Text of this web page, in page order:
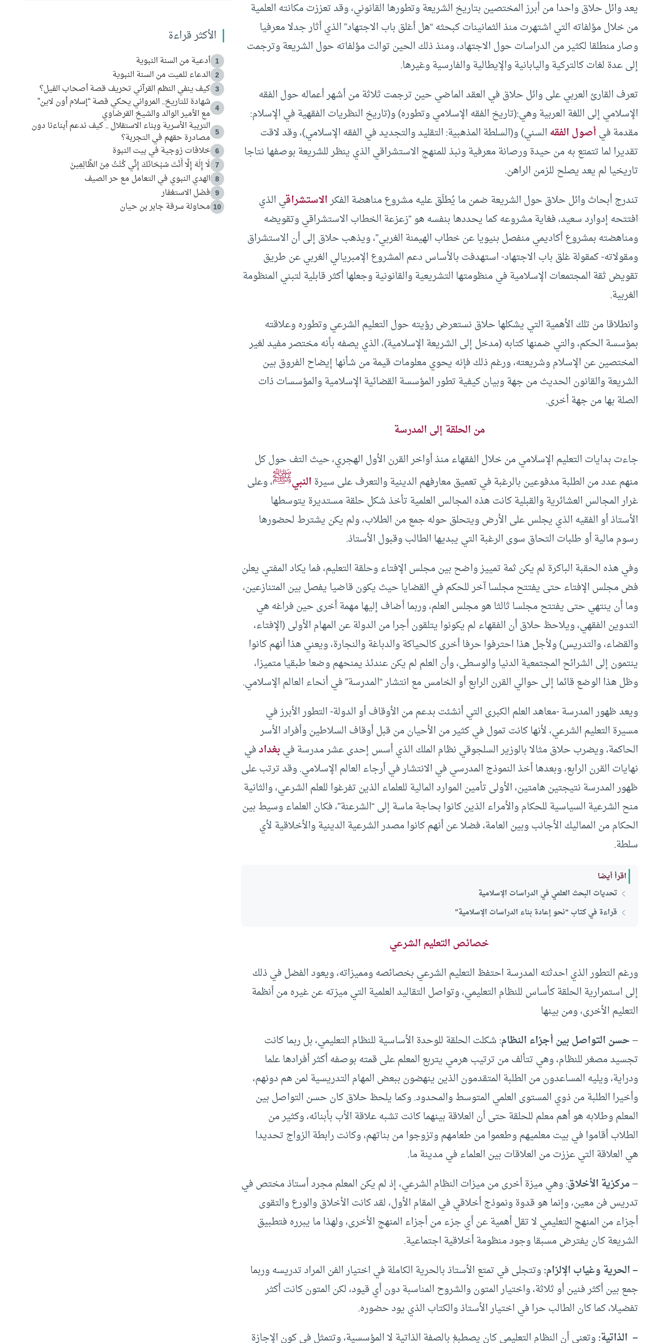
يعد وائل حلاق واحدا من أبرز المختصين بتاريخ الشريعة وتطورها القانوني، وقد تعززت مكانته العلمية
من خلال مؤلفاته التي اشتهرت منذ الثمانينات كبحثه “هل أغلق باب الاجتهاد” الذي أثار جدلا معرفيا
وصار منطلقا لكثير من الدراسات حول الاجتهاد، ومنذ ذلك الحين توالت مؤلفاته حول الشريعة وترجمت
إلى عدة لغات كالتركية واليابانية والإيطالية والفارسية وغيرها.
تعرف القارئ العربي على وائل حلاق في العقد الماضي حين ترجمت ثلاثة من أشهر أعماله حول الفقه
الإسلامي إلى اللغة العربية وهي:(تاريخ الفقه الإسلامي وتطوره) و(تاريخ النظريات الفقهية في الإسلام:
مقدمة فيأصول الفقهالسني) و(السلطة المذهبية: التقليد والتجديد في الفقه الإسلامي)، وقد لاقت
تقديرا لما تتمتع به من حيدة ورصانة معرفية ونبذ للمنهج الاستشراقي الذي ينظر للشريعة بوصفها نتاجا
تاريخيا لم يعد يصلح للزمن الراهن.
تندرج أبحاث وائل حلاق حول الشريعة ضمن ما يُطلَق عليه مشروع مناهضة الفكرالاستشراقي الذي
افتتحه إدوارد سعيد، فغاية مشروعه كما يحددها بنفسه هو “زعزعة الخطاب الاستشراقي وتقويضه
ومناهضته بمشروع أكاديمي منفصل بنيويا عن خطاب الهيمنة الغربي”، ويذهب حلاق إلى أن الاستشراق
ومقولاته- كمقولة غلق باب الاجتهاد- استهدفت بالأساس دعم المشروع الإمبريالي الغربي عن طريق
تقويض ثقة المجتمعات الإسلامية في منظومتها التشريعية والقانونية وجعلها أكثر قابلية لتبني المنظومة
الغربية.
وانطلاقا من تلك الأهمية التي يشكلها حلاق نستعرض رؤيته حول التعليم الشرعي وتطوره وعلاقته
بمؤسسة الحكم، والتي ضمنها كتابه (مدخل إلى الشريعة الإسلامية)، الذي يصفه بأنه مختصر مفيد لغير
المختصين عن الإسلام وشريعته، ورغم ذلك فإنه يحوي معلومات قيمة من شأنها إيضاح الفروق بين
الشريعة والقانون الحديث من جهة وبيان كيفية تطور المؤسسة القضائية الإسلامية والمؤسسات ذات
الصلة بها من جهة أخرى.
من الحلقة إلى المدرسة
جاءت بدايات التعليم الإسلامي من خلال الفقهاء منذ أواخر القرن الأول الهجري، حيث التف حول كل
منهم عدد من الطلبة مدفوعين بالرغبة في تعميق معارفهم الدينية والتعرف على سيرةالنبيﷺ، وعلى
غرار المجالس العشائرية والقبلية كانت هذه المجالس العلمية تأخذ شكل حلقة مستديرة يتوسطها
الأستاذ أو الفقيه الذي يجلس على الأرض ويتحلق حوله جمع من الطلاب، ولم يكن يشترط لحضورها
رسوم مالية أو طلبات التحاق سوى الرغبة التي يبديها الطالب وقبول الأستاذ.
وفي هذه الحقبة الباكرة لم يكن ثمة تمييز واضح بين مجلس الإفتاء وحلقة التعليم، فما يكاد المفتي يعلن
فض مجلس الإفتاء حتى يفتتح مجلسا آخر للحكم في القضايا حيث يكون قاضيا يفصل بين المتنازعين،
وما أن ينتهي حتى يفتتح مجلسا ثالثا هو مجلس العلم، وربما أضاف إليها مهمة أخرى حين فراغه هي
التدوين الفقهي، ويلاحظ حلاق أن الفقهاء لم يكونوا يتلقون أجرا من الدولة عن المهام الأولى (الإفتاء،
والقضاء، والتدريس) ولأجل هذا احترفوا حرفا أخرى كالحياكة والدباغة والنجارة، ويعني هذا أنهم كانوا
ينتمون إلى الشرائح المجتمعية الدنيا والوسطى، وأن العلم لم يكن عندئذ يمنحهم وضعا طبقيا متميزا،
وظل هذا الوضع قائما إلى حوالي القرن الرابع أو الخامس مع انتشار “المدرسة” في أنحاء العالم الإسلامي.
ويعد ظهور المدرسة -معاهد العلم الكبرى التي أنشئت بدعم من الأوقاف أو الدولة- التطور الأبرز في
مسيرة التعليم الشرعي، لأنها كانت تمول في كثير من الأحيان من قبل أوقاف السلاطين وأفراد الأسر
الحاكمة، ويضرب حلاق مثالا بالوزير السلجوقي نظام الملك الذي أسس إحدى عشر مدرسة فيبغدادفي
نهايات القرن الرابع، وبعدها أخذ النموذج المدرسي في الانتشار في أرجاء العالم الإسلامي. وقد ترتب على
ظهور المدرسة نتيجتين هامتين، الأولى تأمين الموارد المالية للعلماء الذين تفرغوا للعلم الشرعي، والثانية
منح الشرعية السياسية للحكام والأمراء الذين كانوا بحاجة ماسة إلى “الشرعنة”، فكان العلماء وسيط بين
الحكام من المماليك الأجانب وبين العامة، فضلا عن أنهم كانوا مصدر الشرعية الدينية والأخلاقية لأي
سلطة.
اقرأ أيضا
تحديات البحث العلمي في الدراسات الإسلامية
قراءة في كتاب “نحو إعادة بناء الدراسات الإسلامية”
خصائص التعليم الشرعي
ورغم التطور الذي احدثته المدرسة احتفظ التعليم الشرعي بخصائصه ومميزاته، ويعود الفضل في ذلك
إلى استمرارية الحلقة كأساس للنظام التعليمي، وتواصل التقاليد العلمية التي ميزته عن غيره من أنظمة
التعليم الأخرى، ومن بينها
–حسن التواصل بين أجزاء النظام: شكلت الحلقة للوحدة الأساسية للنظام التعليمي، بل ربما كانت
تجسيد مصغر للنظام، وهي تتألف من ترتيب هرمي يتربع المعلم على قمته بوصفه أكثر أفرادها علما
ودراية، ويليه المساعدون من الطلبة المتقدمون الذين ينهضون ببعض المهام التدريسية لمن هم دونهم،
وأخيرا الطلبة من ذوي المستوى العلمي المتوسط والمحدود. وكما يلحظ حلاق كان حسن التواصل بين
المعلم وطلابه هو أهم معلم للحلقة حتى أن العلاقة بينهما كانت تشبه علاقة الأب بأبنائه، وكثير من
الطلاب أقاموا في بيت معلميهم وطعموا من طعامهم وتزوجوا من بناتهم، وكانت رابطة الزواج تحديدا
هي العلاقة التي عززت من العلاقات بين العلماء في مدينة ما.
–مركزية الأخلاق: وهي ميزة أخرى من ميزات النظام الشرعي، إذ لم يكن المعلم مجرد أستاذ مختص في
تدريس فن معين، وإنما هو قدوة ونموذج أخلاقي في المقام الأول، لقد كانت الأخلاق والورع والتقوى
أجزاء من المنهج التعليمي لا تقل أهمية عن أي جزء من أجزاء المنهج الأخرى، ولهذا ما يبرره فتطبيق
الشريعة كان يفترض مسبقا وجود منظومة أخلاقية اجتماعية.
– الحرية وغياب الإلزام:وتتجلى في تمتع الأستاذ بالحرية الكاملة في اختيار الفن المراد تدريسه وربما
جمع بين أكثر فنين أو ثلاثة، واختيار المتون والشروح المناسبة دون أي قيود، لكن المتون كانت أكثر
تفضيلا، كما كان الطالب حرا في اختيار الأستاذ والكتاب الذي يود حضوره.
– الذاتية:وتعني أن النظام التعليمي كان يصطبغ بالصفة الذاتية لا المؤسسية، وتتمثل في كون الإجازة
الأكثر قراءة
1 أدعية من السنة النبوية
2 الدعاء للميت من السنة النبوية
3 كيف ينفي النظم القرآني تحريف قصة أصحاب الفيل؟
4
شهادة للتاريخ.. المرواني يحكي قصة “إسلام أون لاين”
مع الأمير الوالد والشيخ القرضاوي
5
التربية الأسرية وبناء الاستقلال .. كيف ندعم أبناءنا دون
مصادرة حقهم في التجربة؟
6 خلافات زوجية في بيت النبوة
7 لَا إِلَهَ إِلَّا أَنْتَ سُبْحَانَكَ إِنِّي كُنْتُ مِنَ الظَّالِمِينَ
8 الهدي النبوي في التعامل مع حر الصيف
9 فضل الاستغفار
10 محاولة سرقة جابر بن حيان